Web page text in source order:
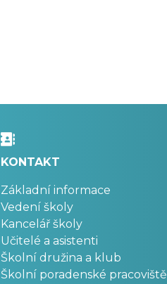
KONTAKT
Základní informace
Vedení školy
Kancelář školy
Učitelé a asistenti
Školní družina a klub
Školní poradenské pracoviště